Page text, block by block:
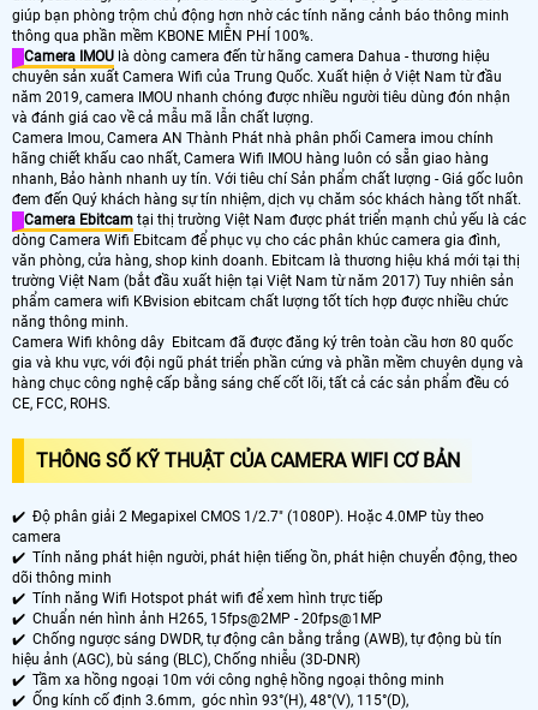
giúp bạn phòng trộm chủ động hơn nhờ các tính năng cảnh báo thông minh
thông qua phần mềm KBONE MIỄN PHÍ 100%.
Camera IMOU là dòng camera đến từ hãng camera Dahua - thương hiệu
chuyên sản xuất Camera Wifi của Trung Quốc. Xuất hiện ở Việt Nam từ đầu
năm 2019, camera IMOU nhanh chóng được nhiều người tiêu dùng đón nhận
và đánh giá cao về cả mẫu mã lẫn chất lượng.
Camera Imou, Camera AN Thành Phát nhà phân phối Camera imou chính
hãng chiết khấu cao nhất, Camera Wifi IMOU hàng luôn có sẵn giao hàng
nhanh, Bảo hành nhanh uy tín. Với tiêu chí Sản phẩm chất lượng - Giá gốc luôn
đem đến Quý khách hàng sự tín nhiệm, dịch vụ chăm sóc khách hàng tốt nhất.
Camera Ebitcam tại thị trường Việt Nam được phát triển mạnh chủ yếu là các
dòng Camera Wifi Ebitcam để phục vụ cho các phân khúc camera gia đình,
văn phòng, cửa hàng, shop kinh doanh. Ebitcam là thương hiệu khá mới tại thị
trường Việt Nam (bắt đầu xuất hiện tại Việt Nam từ năm 2017) Tuy nhiên sản
phẩm camera wifi KBvision ebitcam chất lượng tốt tích hợp được nhiều chức
năng thông minh.
Camera Wifi không dây Ebitcam đã được đăng ký trên toàn cầu hơn 80 quốc
gia và khu vực, với đội ngũ phát triển phần cứng và phần mềm chuyên dụng và
hàng chục công nghệ cấp bằng sáng chế cốt lõi, tất cả các sản phẩm đều có
CE, FCC, ROHS.
THÔNG SỐ KỸ THUẬT CỦA CAMERA WIFI CƠ BẢN
✔️ Độ phân giải 2 Megapixel CMOS 1/2.7" (1080P). Hoặc 4.0MP tùy theo
camera
✔️ Tính năng phát hiện người, phát hiện tiếng ồn, phát hiện chuyển động, theo
dõi thông minh
✔️ Tính năng Wifi Hotspot phát wifi để xem hình trực tiếp
✔️ Chuẩn nén hình ảnh H265, 15fps@2MP - 20fps@1MP
✔️ Chống ngược sáng DWDR, tự động cân bằng trắng (AWB), tự động bù tín
hiệu ảnh (AGC), bù sáng (BLC), Chống nhiễu (3D-DNR)
✔️ Tầm xa hồng ngoại 10m với công nghệ hồng ngoại thông minh
✔️ Ống kính cố định 3.6mm, góc nhìn 93°(H), 48°(V), 115°(D),